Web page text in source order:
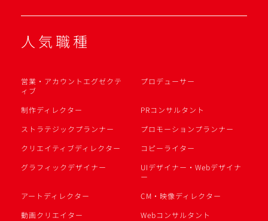
人気職種
営業・アカウントエグゼクテ
ィブ
プロデューサー
制作ディレクター
PRコンサルタント
ストラテジックプランナー
プロモーションプランナー
クリエイティブディレクター
コピーライター
グラフィックデザイナー
UIデザイナー・Webデザイナ
ー
アートディレクター
CM・映像ディレクター
動画クリエイター
Webコンサルタント